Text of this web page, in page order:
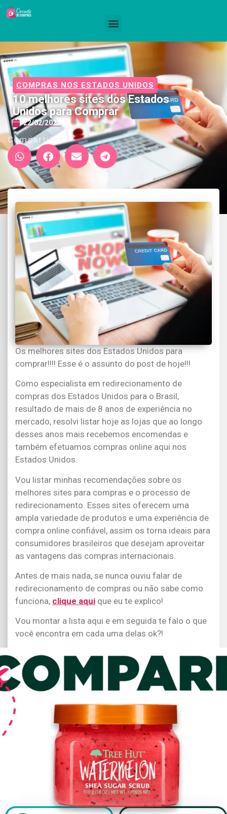
COMPRAS NOS ESTADOS UNIDOS
10 melhores sites dos Estados
Unidos para Comprar
22/02/2023
Compartilhe:
Os melhores sites dos Estados Unidos para
comprar!!!! Esse é o assunto do post de hoje!!!
Como especialista em redirecionamento de
compras dos Estados Unidos para o Brasil,
resultado de mais de 8 anos de experiência no
mercado, resolvi listar hoje as lojas que ao longo
desses anos mais recebemos encomendas e
também efetuamos compras online aqui nos
Estados Unidos.
Vou listar minhas recomendações sobre os
melhores sites para compras e o processo de
redirecionamento. Esses sites oferecem uma
ampla variedade de produtos e uma experiência de
compra online confiável, assim os torna ideais para
consumidores brasileiros que desejam aproveitar
as vantagens das compras internacionais.
Antes de mais nada, se nunca ouviu falar de
redirecionamento de compras ou não sabe como
funciona, clique aqui que eu te explico!
Vou montar a lista aqui e em seguida te falo o que
você encontra em cada uma delas ok?!